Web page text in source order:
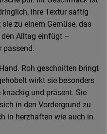
ihre Textur saftig
zu einem Gemüse, das
Alltag einfügt –
passend.
Roh geschnitten bringt
wirkt sie besonders
und präsent. Sie
in den Vordergrund zu
in herzhaften wie auch in